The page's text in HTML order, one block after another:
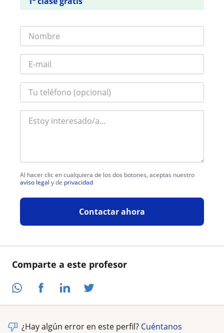
Comparte a este profesor
Al hacer clic en cualquiera de los dos botones, aceptas nuestro
aviso legal y de privacidad
Contactar ahora
¿Hay algún error en este perfil? Cuéntanos